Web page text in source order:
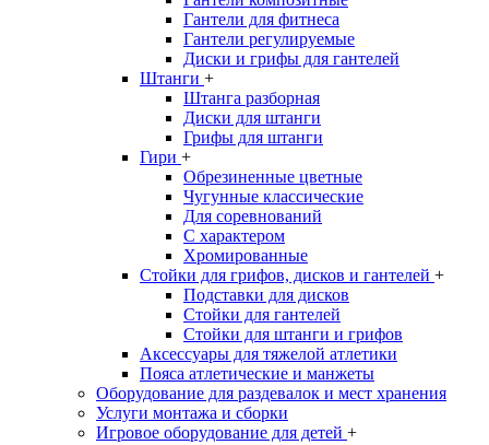
Гантели для фитнеса
Гантели регулируемые
Диски и грифы для гантелей
Штанги +
Штанга разборная
Диски для штанги
Грифы для штанги
Гири +
Обрезиненные цветные
Чугунные классические
Для соревнований
С характером
Хромированные
Стойки для грифов, дисков и гантелей +
Подставки для дисков
Стойки для гантелей
Стойки для штанги и грифов
Аксессуары для тяжелой атлетики
Пояса атлетические и манжеты
Оборудование для раздевалок и мест хранения
Услуги монтажа и сборки
Игровое оборудование для детей +